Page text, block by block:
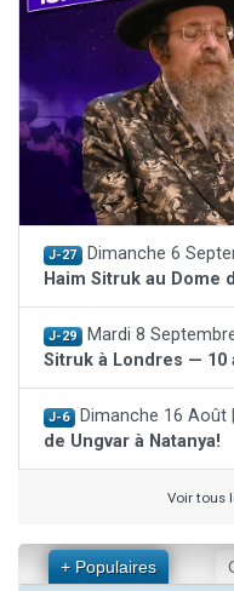
J-27 Dimanche 6
Haim Sitruk au Dome
J-29 Mardi 8 Septembre
Sitruk à Londres — 10
J-6 Dimanche 16 Août |
de Ungvar à Natanya!
Voir tous
+ Populaires